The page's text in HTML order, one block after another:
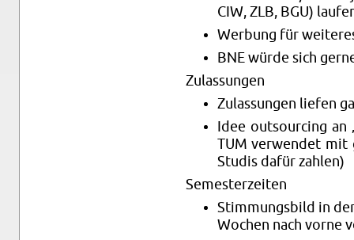
CIW, ZLB, BGU)
Wer­bung für
BNE würde sich
Zu­las­sun­gen
Zu­las­sun­gen lie­fen
Idee out­sour­cing an
TUM ver­wen­det mit
Stu­dis dafür zah­len)
Se­mes­ter­zei­ten
Stim­mungs­bild in
Wo­chen nach vorne